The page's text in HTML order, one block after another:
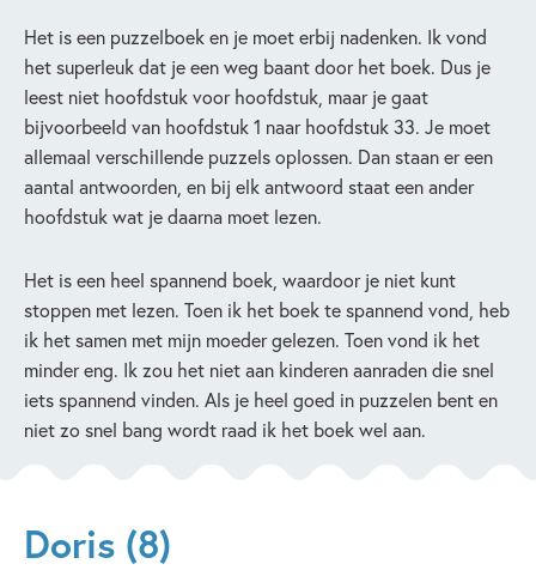
Het is een puzzelboek en je moet erbij nadenken. Ik vond
het superleuk dat je een weg baant door het boek. Dus je
leest niet hoofdstuk voor hoofdstuk, maar je gaat
bijvoorbeeld van hoofdstuk 1 naar hoofdstuk 33. Je moet
allemaal verschillende puzzels oplossen. Dan staan er een
aantal antwoorden, en bij elk antwoord staat een ander
hoofdstuk wat je daarna moet lezen.
Het is een heel spannend boek, waardoor je niet kunt
stoppen met lezen. Toen ik het boek te spannend vond, heb
ik het samen met mijn moeder gelezen. Toen vond ik het
minder eng. Ik zou het niet aan kinderen aanraden die snel
iets spannend vinden. Als je heel goed in puzzelen bent en
niet zo snel bang wordt raad ik het boek wel aan.
Doris (8)